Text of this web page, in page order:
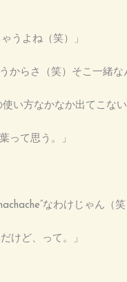
うよね（笑）」
からさ（笑）そこ一緒な
い方なかなか出てこな
って思う。」
なわけじゃん（笑
けど、って。」